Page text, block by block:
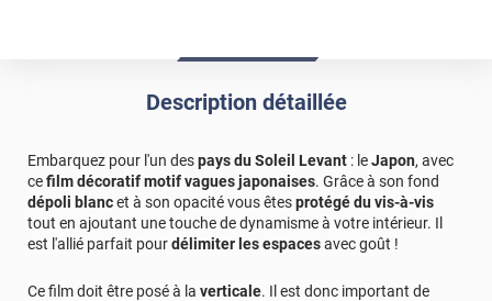
Description détaillée
Embarquez pour l'un despays du Soleil Levant : leJapon, avec
cefilm décoratif motif vagues japonaises. Grâce à son fond
dépoli blancet à son opacité vous êtesprotégé du vis-à-vis
tout en ajoutant une touche de dynamisme à votre intérieur. Il
est l'allié parfait pourdélimiter les espacesavec goût !
Ce film doit être posé à la verticale. Il est donc important de